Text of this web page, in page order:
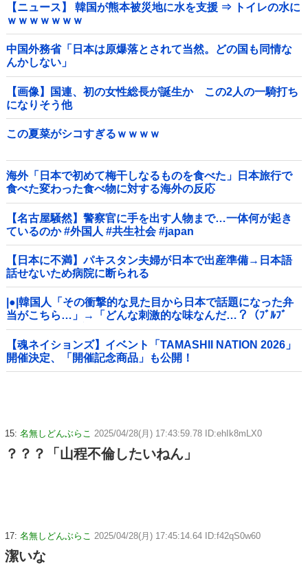
【ニュース】 韓国が熊本被災地に水を支援 ⇒ トイレの水に
ｗｗｗｗｗｗｗ
中国外務省「日本は原爆落とされて当然。どの国も同情な
んかしない」
【画像】国連、初の女性総長が誕生か この2人の一騎打ち
になりそう他
この夏菜がシコすぎるｗｗｗｗ
海外「日本で初めて梅干しなるものを食べた」日本旅行で
食べた変わった食べ物に対する海外の反応
【名古屋騒然】警察官に手を出す人物まで…一体何が起き
ているのか #外国人 #共生社会 #japan
【日本に不満】パキスタン夫婦が日本で出産準備→日本語
話せないため病院に断られる
|●|韓国人「その衝撃的な見た目から日本で話題になった弁
当がこちら…」→「どんな刺激的な味なんだ…？（ﾌﾞﾙﾌﾞ
ﾙ」＝韓国の反応
【魂ネイションズ】イベント「TAMASHII NATION 2026」
開催決定、「開催記念商品」も公開！
15: 名無しどんぶらこ 2025/04/28(月) 17:43:59.78 ID:ehIk8mLX0
？？？「山程不倫したいねん」
17: 名無しどんぶらこ 2025/04/28(月) 17:45:14.64 ID:f42qS0w60
潔いな